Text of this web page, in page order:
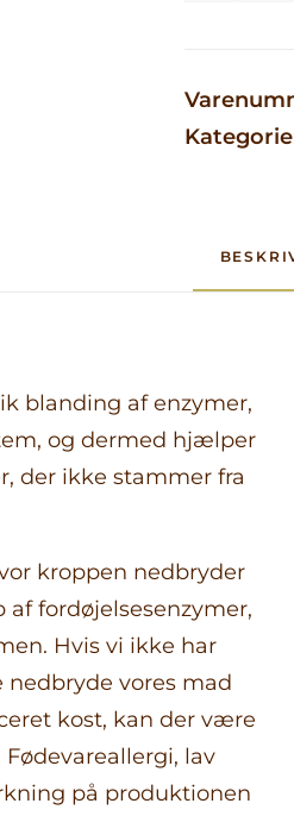
blanding af enzymer,
og dermed hjælper
der ikke stammer fra
kroppen nedbryder
fordøjelsesenzymer,
Hvis vi ikke har
nedbryde vores mad
kost, kan der være
lav
på produktionen